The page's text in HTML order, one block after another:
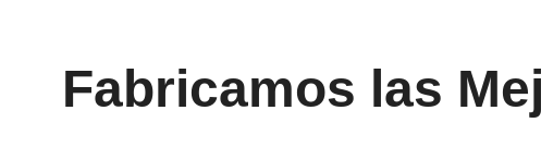
Fabricamos las